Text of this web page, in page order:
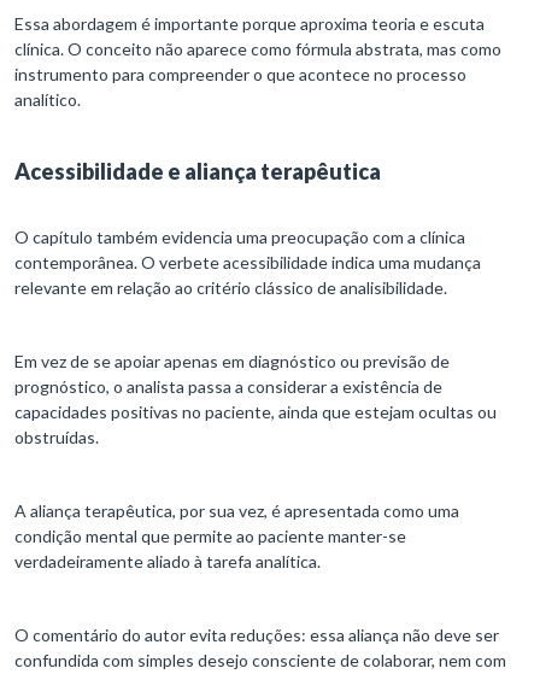
Essa abordagem é importante porque aproxima teoria e escuta
clínica. O conceito não aparece como fórmula abstrata, mas como
instrumento para compreender o que acontece no processo
analítico.
Acessibilidade e aliança terapêutica
O capítulo também evidencia uma preocupação com a clínica
contemporânea. O verbete acessibilidade indica uma mudança
relevante em relação ao critério clássico de analisibilidade.
Em vez de se apoiar apenas em diagnóstico ou previsão de
prognóstico, o analista passa a considerar a existência de
capacidades positivas no paciente, ainda que estejam ocultas ou
obstruídas.
A aliança terapêutica, por sua vez, é apresentada como uma
condição mental que permite ao paciente manter-se
verdadeiramente aliado à tarefa analítica.
O comentário do autor evita reduções: essa aliança não deve ser
confundida com simples desejo consciente de colaborar, nem com